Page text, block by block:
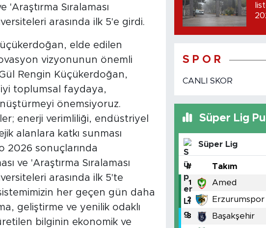
Sıralaması
arasında ilk 5'e girdi.
elde edilen
vizyonunun önemli
Rengin Küçükerdoğan,
toplumsal faydaya,
önemsiyoruz.
enerji verimliliği, endüstriyel
alanlara katkı sunması
2026 sonuçlarında
ve 'Araştırma Sıralaması
arasında ilk 5'te
her geçen gün daha
geliştirme ve yenilik odaklı
üretilen bilginin ekonomik ve
S P O R
CANLI SKOR
Süper Lig
Süper Lig
# Takım
1 Amed
2 Erzurumspor
3 Başakşehir